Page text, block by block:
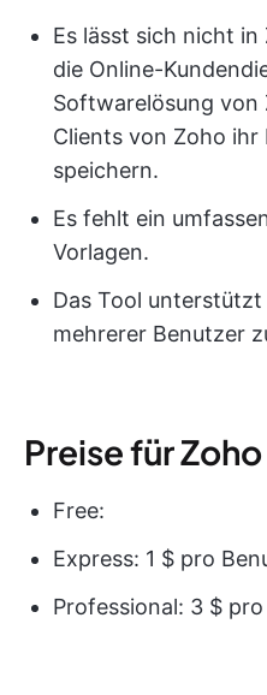
Es lässt sich nicht
die Online-
Softwarelösung von
Clients von Zoho ihr
speichern.
Es fehlt ein
Vorlagen.
Das Tool
mehrerer Benutzer
Preise für
Free:
Express: 1 $ pro
Professional: 3 $